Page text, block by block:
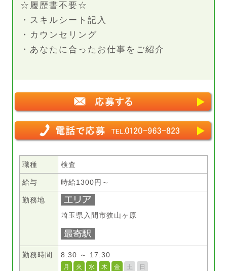
☆履歴書不要☆
・スキルシート記入
・カウンセリング
・あなたに合ったお仕事をご紹介
職種 検査
給与 時給1300円～
勤務地
埼玉県入間市狭山ヶ原
勤務時間 8:30 ～ 17:30
月 火 水 木 金 土 日